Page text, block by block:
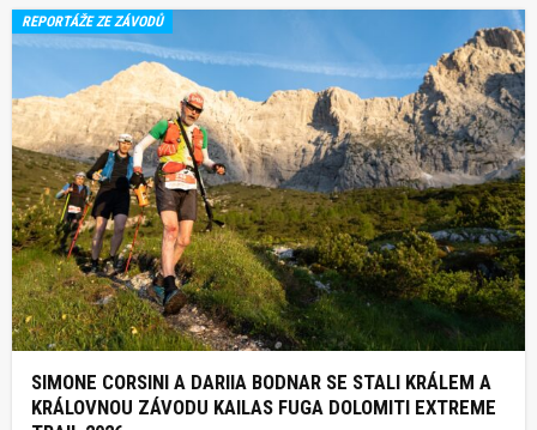
REPORTÁŽE ZE ZÁVODŮ
SIMONE CORSINI A DARIIA BODNAR SE STALI KRÁLEM A
KRÁLOVNOU ZÁVODU KAILAS FUGA DOLOMITI EXTREME